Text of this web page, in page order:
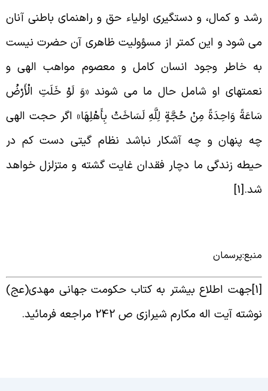
و کمال، و دستگیری اولیاء حق و راهنمای باطنی آنان
شود و این کمتر از مسؤولیت ظاهری آن حضرت نیست
خاطر وجود انسان کامل و معصوم مواهب الهی و
او شامل حال ما می شوند «وَ لَوْ خَلَتِ الْأَرْضُ
وَاحِدَةً مِنْ حُجَّةٍ لِلَّهِ لَسَاخَتْ بِأَهْلِهَا» اگر حجت الهی
پنهان و چه آشکار نباشد نظام گیتی دست کم در
زندگی ما دچار فقدان غایت گشته و متزلزل خواهد
]
جهت اطلاع بیشتر به کتاب حکومت جهانی مهدی(عج)
آیت اله مکارم شیرازی ص 242 مراجعه فرمائید
.